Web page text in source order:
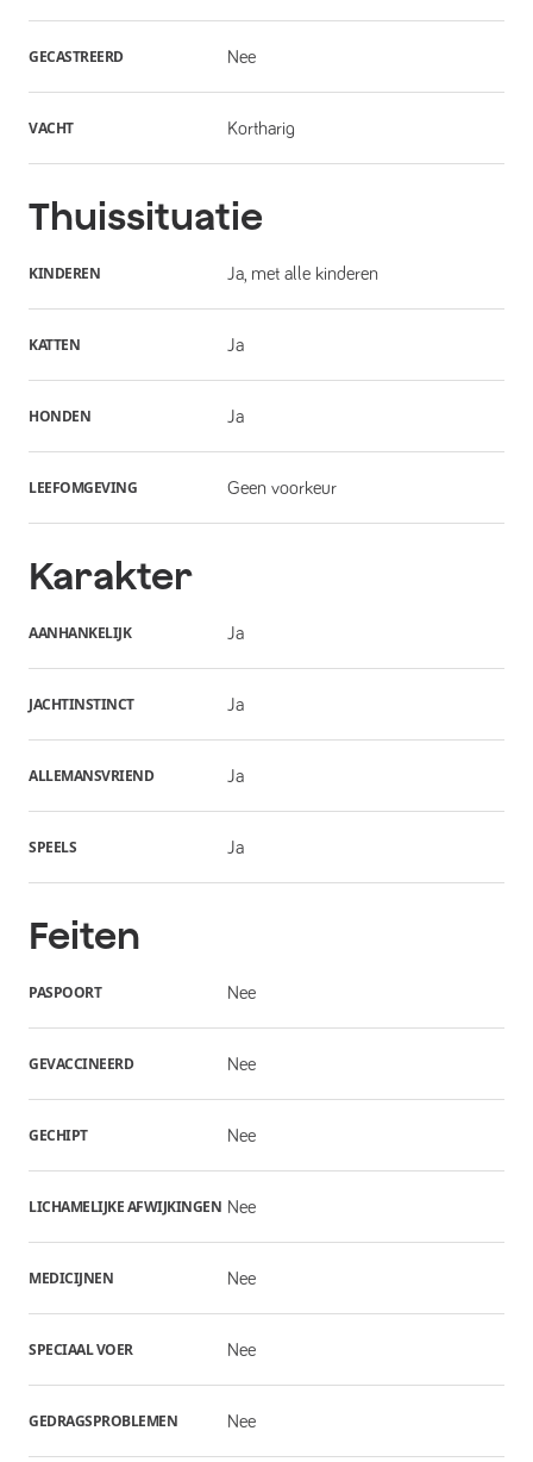
GECASTREERD Nee
VACHT Kortharig
Thuissituatie
KINDEREN Ja, met alle kinderen
KATTEN Ja
HONDEN Ja
LEEFOMGEVING Geen voorkeur
Karakter
AANHANKELIJK Ja
JACHTINSTINCT Ja
ALLEMANSVRIEND Ja
SPEELS Ja
Feiten
PASPOORT Nee
GEVACCINEERD Nee
GECHIPT Nee
LICHAMELIJKE AFWIJKINGEN Nee
MEDICIJNEN Nee
SPECIAAL VOER Nee
GEDRAGSPROBLEMEN Nee